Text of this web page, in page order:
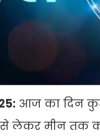
आज का दिन
लेकर मीन तक